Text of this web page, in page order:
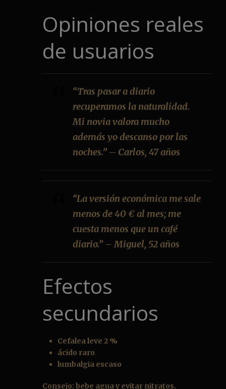
Opiniones reales
de usuarios
“Tras pasar a diario
recuperamos la naturalidad.
Mi novia valora mucho
además yo descanso por las
noches.” – Carlos, 47 años
“La versión económica me sale
menos de 40 € al mes; me
cuesta menos que un café
diario.” – Miguel, 52 años
Efectos
secundarios
Cefalea leve 2 %
ácido raro
lumbalgia escaso
Consejo: bebe agua y evitar nitratos.